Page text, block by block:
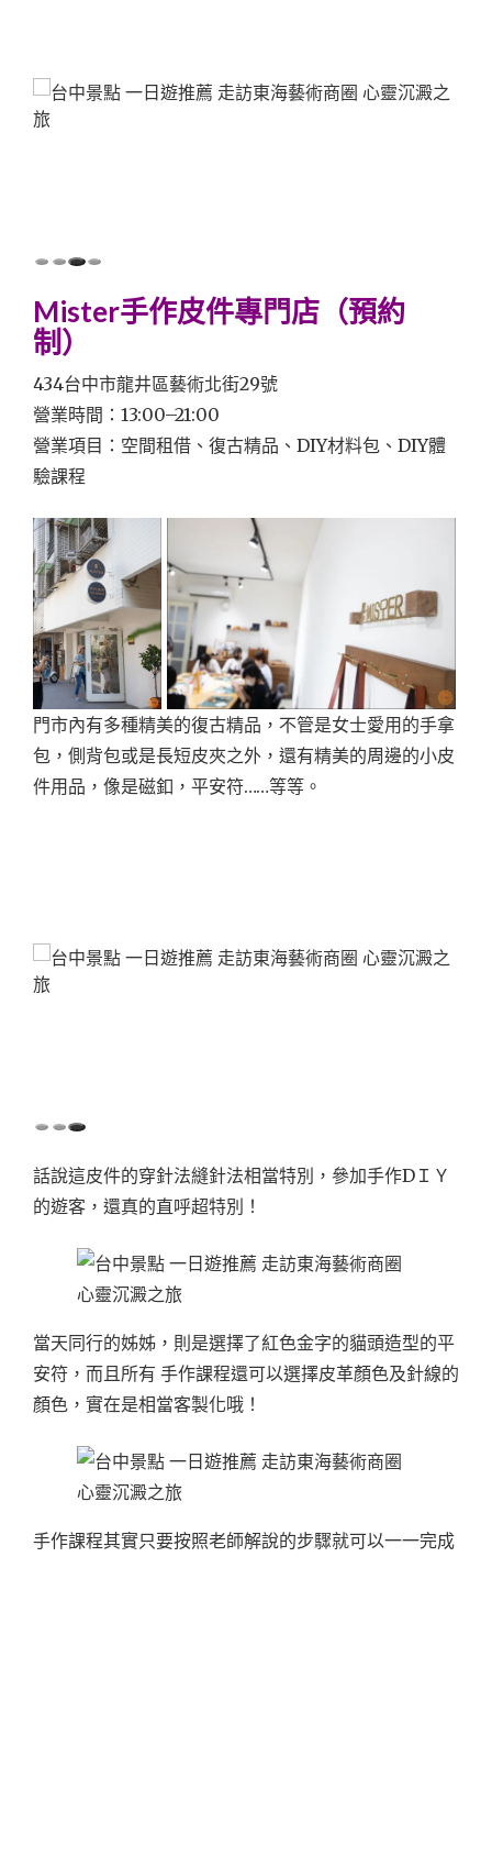
Mister手作皮件專門店（預約
制）
434台中市龍井區藝術北街29號
營業時間：13:00–21:00
營業項目：空間租借、復古精品、DIY材料包、DIY體
驗課程
門市內有多種精美的復古精品，不管是女士愛用的手拿
包，側背包或是長短皮夾之外，還有精美的周邊的小皮
件用品，像是磁釦，平安符……等等。
話說這皮件的穿針法縫針法相當特別，參加手作DＩＹ
的遊客，還真的直呼超特別！
當天同行的姊姊，則是選擇了紅色金字的貓頭造型的平
安符，而且所有 手作課程還可以選擇皮革顏色及針線的
顏色，實在是相當客製化哦！
手作課程其實只要按照老師解說的步驟就可以一一完成